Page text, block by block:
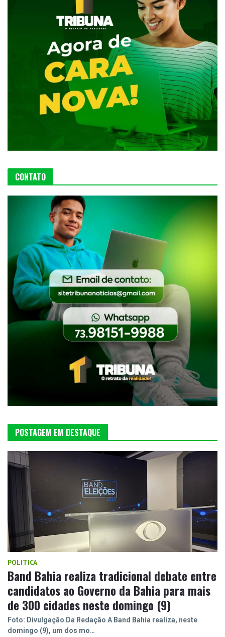
CONTATO
POSTAGEM EM DESTAQUE
POLITICA
Band Bahia realiza tradicional debate entre
candidatos ao Governo da Bahia para mais
de 300 cidades neste domingo (9)
Foto: Divulgação Da Redação A Band Bahia realiza, neste
domingo (9), um dos mo…